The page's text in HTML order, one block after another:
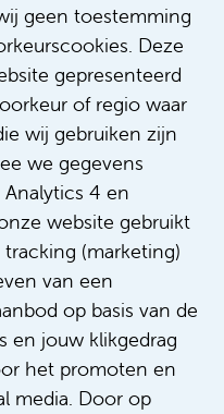
geen toestemming
Deze
gepresenteerd
of regio waar
wij gebruiken zijn
we gegevens
4 en
website gebruikt
(marketing)
van een
op basis van de
en jouw klikgedrag
het promoten en
media. Door op